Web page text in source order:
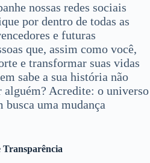
nossas redes sociais
por dentro de todas as
e futuras
que, assim como você,
e transformar suas vidas
sabe a sua história não
alguém? Acredite: o universo
busca uma mudança
Transparência